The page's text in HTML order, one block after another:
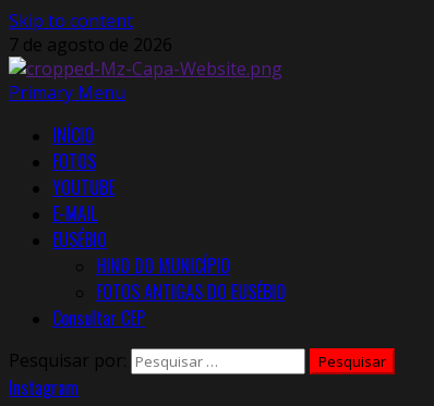
Skip to content
7 de agosto de 2026
Primary Menu
INÍCIO
FOTOS
YOUTUBE
E-MAIL
EUSÉBIO
HINO DO MUNICÍPIO
FOTOS ANTIGAS DO EUSÉBIO
Consultar CEP
Pesquisar por:
Instagram